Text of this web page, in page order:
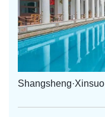
Shangsheng·Xinsuo